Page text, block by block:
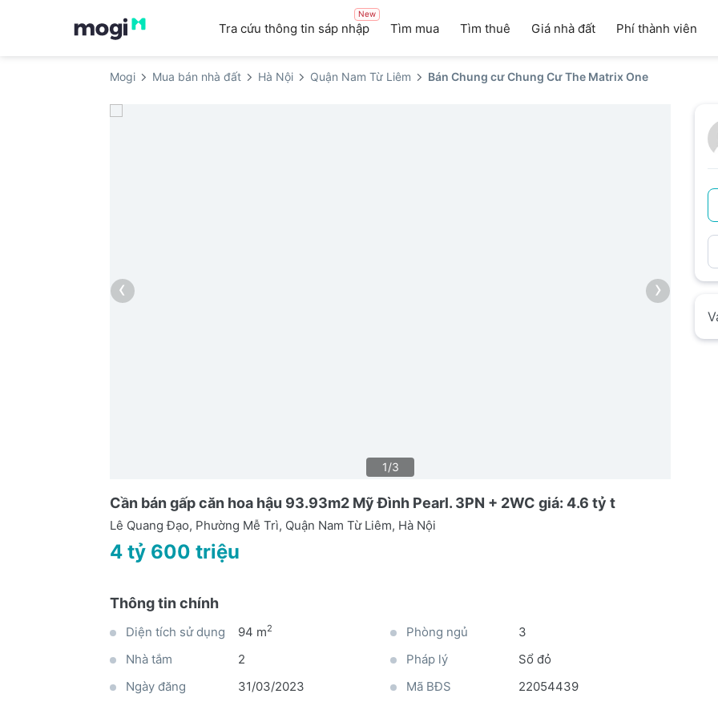
Tra cứu thông tin sáp nhập
New
Tìm mua Tìm thuê Giá nhà đất Phí thành viên
Mogi Mua bán nhà đất Hà Nội Quận Nam Từ Liêm Bán Chung cư Chung Cư The Matrix One
‹ ›
1/3
Cần bán gấp căn hoa hậu 93.93m2 Mỹ Đình Pearl. 3PN + 2WC giá: 4.6 tỷ t
Lê Quang Đạo, Phường Mễ Trì, Quận Nam Từ Liêm, Hà Nội
4 tỷ 600 triệu
Thông tin chính
Diện tích sử dụng 94 m2 Phòng ngủ
3
Nhà tắm
2 Pháp lý
Sổ đỏ
Ngày đăng
31/03/2023 Mã BĐS 22054439